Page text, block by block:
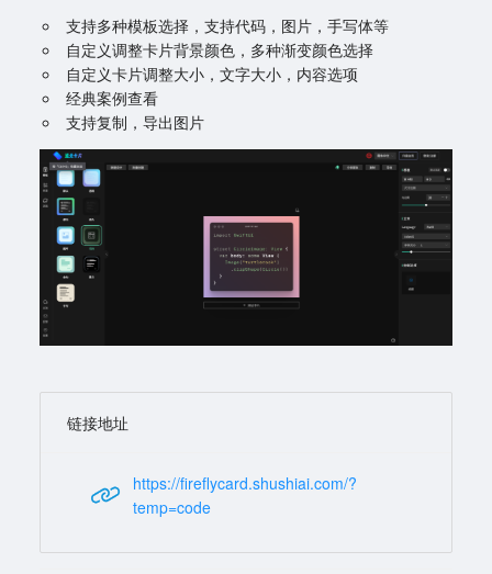
支持多种模板选择，支持代码，图片，手写体等
自定义调整卡片背景颜色，多种渐变颜色选择
自定义卡片调整大小，文字大小，内容选项
经典案例查看
支持复制，导出图片
链接地址
https://fireflycard.shushiai.com/?
temp=code